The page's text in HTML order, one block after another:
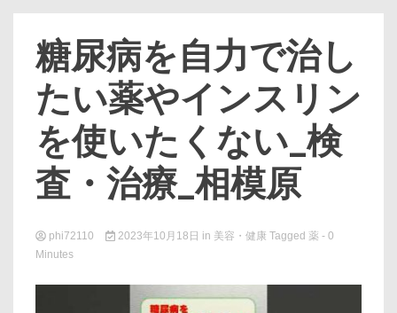
糖尿病を自力で治し
たい薬やインスリン
を使いたくない_検
査・治療_相模原
phi72110 2023年10月18日 in 美容・健康 Tagged 薬 - 0
Minutes